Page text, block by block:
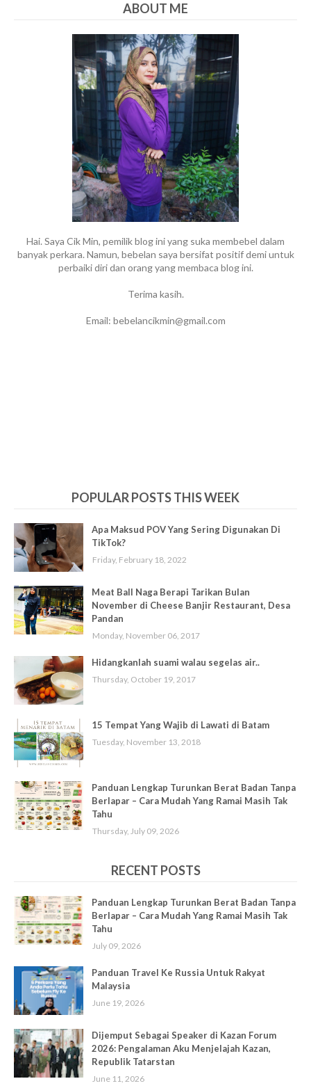
ABOUT ME
Hai. Saya Cik Min, pemilik blog ini yang suka membebel dalam
banyak perkara. Namun, bebelan saya bersifat positif demi untuk
perbaiki diri dan orang yang membaca blog ini.
Terima kasih.
Email: bebelancikmin@gmail.com
POPULAR POSTS THIS WEEK
Apa Maksud POV Yang Sering Digunakan Di
TikTok?
Friday, February 18, 2022
Meat Ball Naga Berapi Tarikan Bulan
November di Cheese Banjir Restaurant, Desa
Pandan
Monday, November 06, 2017
Hidangkanlah suami walau segelas air..
Thursday, October 19, 2017
15 Tempat Yang Wajib di Lawati di Batam
Tuesday, November 13, 2018
Panduan Lengkap Turunkan Berat Badan Tanpa
Berlapar – Cara Mudah Yang Ramai Masih Tak
Tahu
Thursday, July 09, 2026
RECENT POSTS
Panduan Lengkap Turunkan Berat Badan Tanpa
Berlapar – Cara Mudah Yang Ramai Masih Tak
Tahu
July 09, 2026
Panduan Travel Ke Russia Untuk Rakyat
Malaysia
June 19, 2026
Dijemput Sebagai Speaker di Kazan Forum
2026: Pengalaman Aku Menjelajah Kazan,
Republik Tatarstan
June 11, 2026